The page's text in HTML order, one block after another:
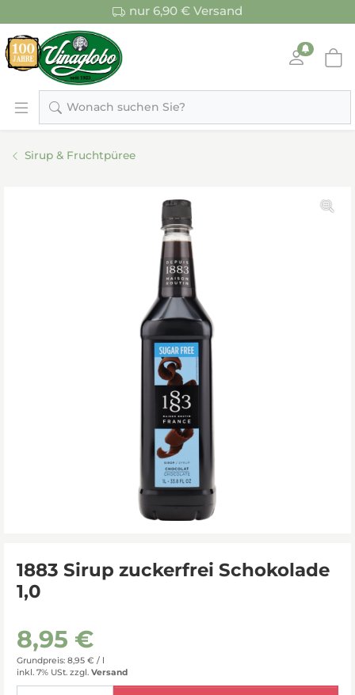
nur 6,90 € Versand
Wonach suchen Sie?
Sirup & Fruchtpüree
1883 Sirup zuckerfrei Schokolade
1,0
8,95 €
Grundpreis: 8,95 € / l
inkl. 7% USt. zzgl. Versand